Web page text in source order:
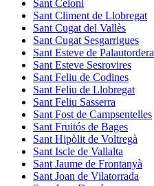
Sant Celoni
Sant Climent de Llobregat
Sant Cugat del Vallès
Sant Cugat Sesgarrigues
Sant Esteve de Palautordera
Sant Esteve Sesrovires
Sant Feliu de Codines
Sant Feliu de Llobregat
Sant Feliu Sasserra
Sant Fost de Campsentelles
Sant Fruitós de Bages
Sant Hipòlit de Voltregà
Sant Iscle de Vallalta
Sant Jaume de Frontanyà
Sant Joan de Vilatorrada